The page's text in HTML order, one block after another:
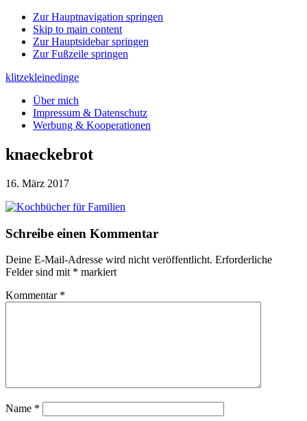
Zur Hauptnavigation springen
Skip to main content
Zur Hauptsidebar springen
Zur Fußzeile springen
klitzekleinedinge
Über mich
Impressum & Datenschutz
Werbung & Kooperationen
knaeckebrot
16. März 2017
Leser-
Schreibe einen Kommentar
Deine E-Mail-Adresse wird nicht veröffentlicht. Erforderliche
Felder sind mit * markiert
Kommentar *
Name *